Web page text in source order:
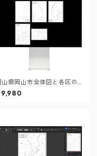
山県岡山市全体図と各区の
ット：町名も記載の地図デ
タ（PDF・Aiファイル）